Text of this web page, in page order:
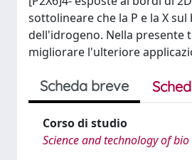
sottolineare che la P e la X
dell'idrogeno. Nella presente
migliorare l'ulteriore
Scheda breve
Corso di studio
Science and technology of